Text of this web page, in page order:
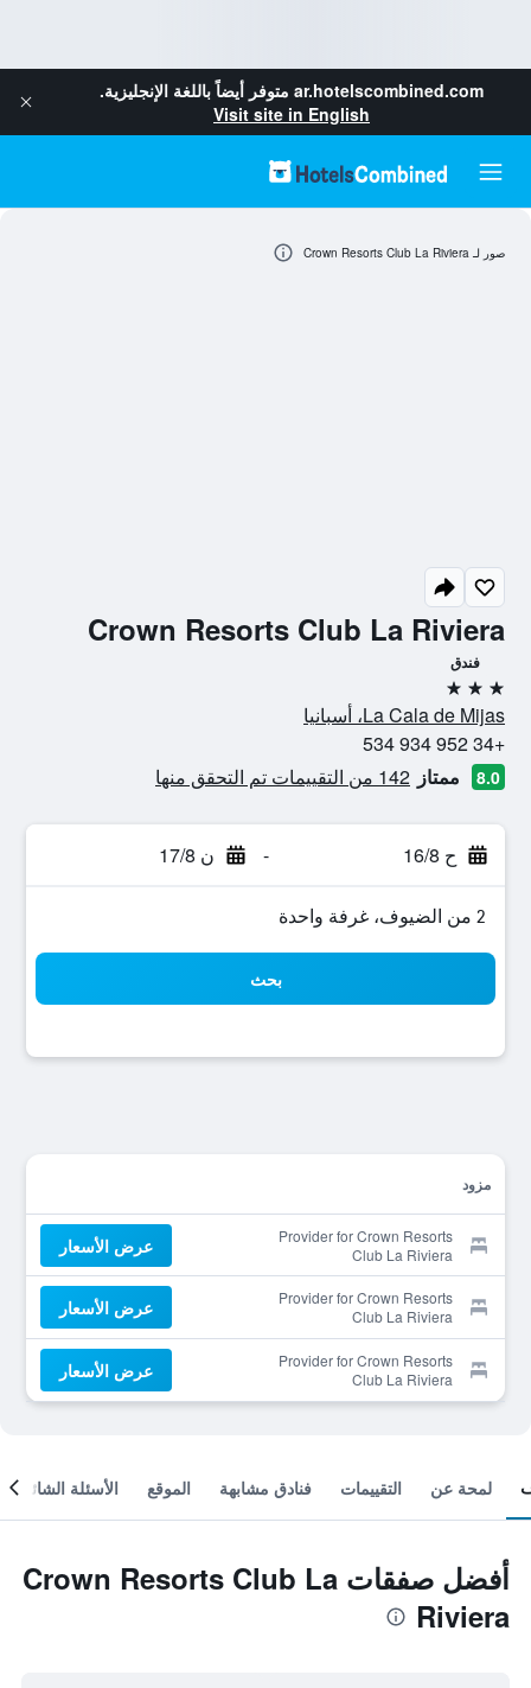
ar.hotelscombined.com متوفر أيضاً باللغة الإنجليزية.
Visit site in English
Crown Resorts Club La Riviera
فندق
3 نجوم
La Cala de Mijas، أسبانيا
+34 952 934 534
8.0 ممتاز 142 من التقييمات تم التحقق منها
ح 16/8 - ن 17/8
2 من الضيوف، غرفة واحدة
بحث
مزود
Provider for Crown Resorts
Club La Riviera
عرض الأسعار
Provider for Crown Resorts
Club La Riviera
عرض الأسعار
Provider for Crown Resorts
Club La Riviera
عرض الأسعار
صور لـ Crown Resorts Club La Riviera
لمحة عن التقييمات فنادق مشابهة الموقع الأسئلة الشائعة
أفضل صفقات Crown Resorts Club La
Riviera